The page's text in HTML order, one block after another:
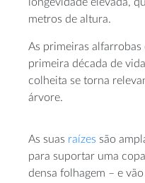
metros de altura.
As primeiras
primeira década de
colheita se torna
árvore.
As suas raízes são
para suportar uma
densa folhagem – e